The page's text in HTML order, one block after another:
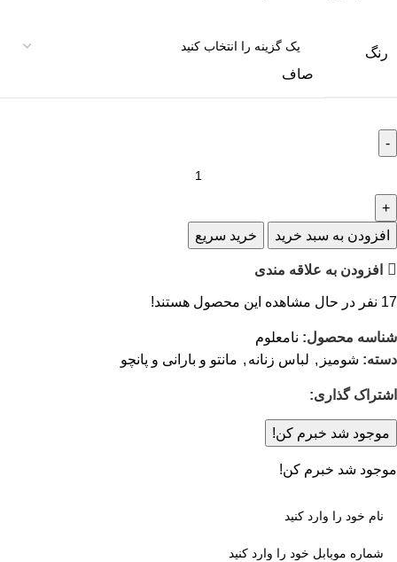
رنگ
صاف
افزودن به سبد خرید خرید سریع
افزودن به علاقه مندی
17 نفر در حال مشاهده این محصول هستند!
شناسه محصول: نامعلوم
دسته: شومیز , لباس زنانه , مانتو و بارانی و پانچو
اشتراک گذاری:
موجود شد خبرم کن!
موجود شد خبرم کن!